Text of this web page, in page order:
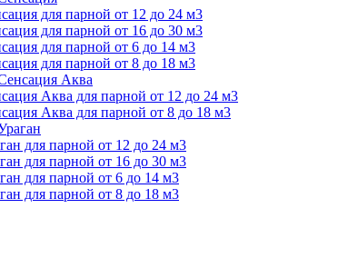
для парной от 12 до 24 м3
для парной от 16 до 30 м3
для парной от 6 до 14 м3
для парной от 8 до 18 м3
Аква
Аква для парной от 12 до 24 м3
Аква для парной от 8 до 18 м3
для парной от 12 до 24 м3
для парной от 16 до 30 м3
для парной от 6 до 14 м3
для парной от 8 до 18 м3